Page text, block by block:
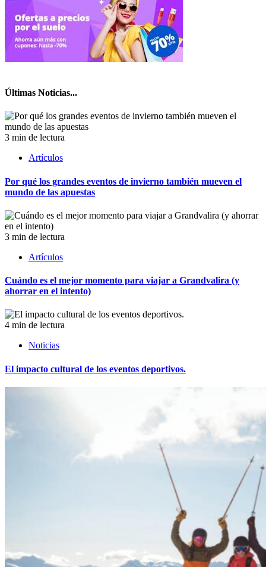
Últimas Noticias...
3 min de lectura
Artículos
Por qué los grandes eventos de invierno también mueven el
mundo de las apuestas
3 min de lectura
Artículos
Cuándo es el mejor momento para viajar a Grandvalira (y
ahorrar en el intento)
4 min de lectura
Noticias
El impacto cultural de los eventos deportivos.